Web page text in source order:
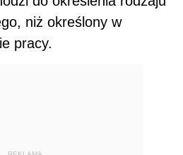
niż określony w
pracy.